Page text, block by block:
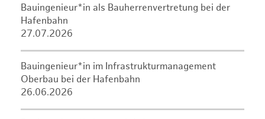
Bauingenieur*in als Bauherrenvertretung bei der
Hafenbahn
27.07.2026
Bauingenieur*in im Infrastrukturmanagement
Oberbau bei der Hafenbahn
26.06.2026